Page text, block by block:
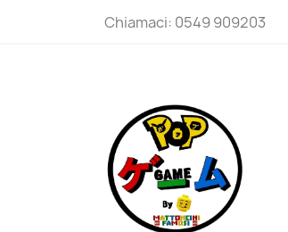
Chiamaci: 0549 909203